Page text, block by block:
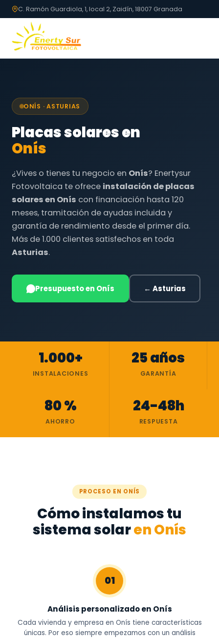
C. Ramón Guardiola, 1, local 2, Zaidín, 18007 Granada
ONÍS · ASTURIAS
Placas solares en
Onís
¿Vives o tienes tu negocio en Onís? Enertysur
Fotovoltaica te ofrece instalación de placas
solares en Onís con financiación hasta 120
meses, tramitación de ayudas incluida y
garantía de rendimiento desde el primer día.
Más de 1.000 clientes satisfechos en toda
Asturias.
Presupuesto en Onís ← Asturias
1.000+
INSTALACIONES
25 años
GARANTÍA
80 %
AHORRO
24-48h
RESPUESTA
PROCESO EN ONÍS
Cómo instalamos tu
sistema solaren Onís
01
Análisis personalizado en Onís
Cada vivienda y empresa en Onís tiene características
únicas. Por eso siempre empezamos con un análisis